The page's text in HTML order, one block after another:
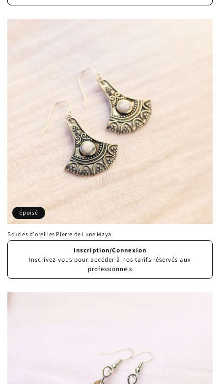
Épuisé
Boucles d'oreilles Pierre de Lune Maya
Prix
habituel
Inscription/Connexion
Inscrivez-vous pour accéder à nos tarifs réservés aux
professionnels